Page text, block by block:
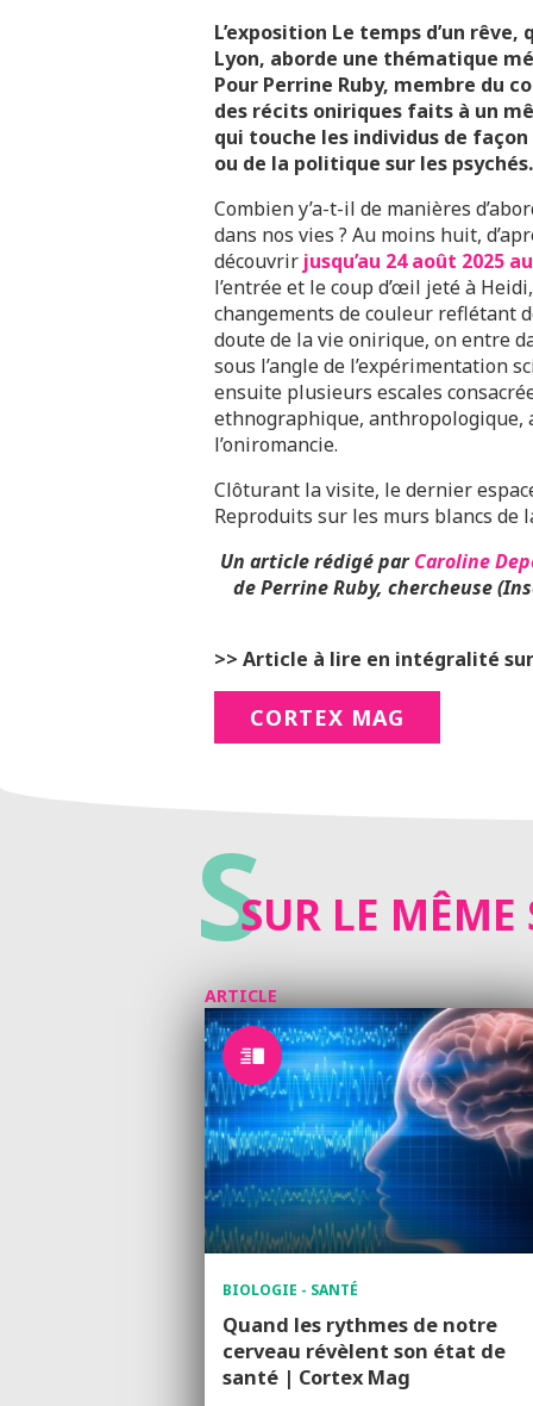
L’exposition Le temps d’un
Lyon, aborde une thématique
Pour Perrine Ruby, membre du
des récits oniriques faits à un
qui touche les individus de
ou de la politique sur les psychés.
Combien y’a-t-il de manières
dans nos vies ? Au moins huit,
découvrir jusqu’au 24 août 2025
l’entrée et le coup d’œil jeté à
changements de couleur reflétant
doute de la vie onirique, on entre
sous l’angle de l’expérimentation
ensuite plusieurs escales
ethnographique, anthropologique,
l’oniromancie.
Clôturant la visite, le dernier
Reproduits sur les murs blancs de
Un article rédigé parCaroline
de Perrine Ruby, chercheuse
>> Article à lire en intégralité
CORTEX MAG
SSUR LE MÊME
ARTICLE
BIOLOGIE - SANTÉ
Quand les rythmes de notre
cerveau révèlent son état de
santé | Cortex Mag